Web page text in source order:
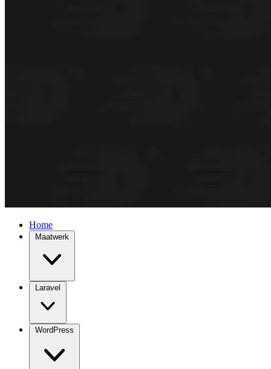
Home
Maatwerk
Laravel
WordPress